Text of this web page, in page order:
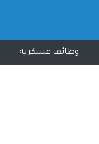
وظائف عسكرية